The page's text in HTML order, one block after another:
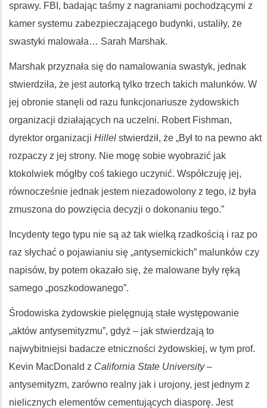
sprawy. FBI, badając taśmy z nagraniami pochodzącymi z
kamer systemu zabezpieczającego budynki, ustaliły, że
swastyki malowała… Sarah Marshak.
Marshak przyznała się do namalowania swastyk, jednak
stwierdziła, że jest autorką tylko trzech takich malunków. W
jej obronie stanęli od razu funkcjonariusze żydowskich
organizacji działających na uczelni. Robert Fishman,
dyrektor organizacji Hillel stwierdził, że „Był to na pewno akt
rozpaczy z jej strony. Nie mogę sobie wyobrazić jak
ktokolwiek mógłby coś takiego uczynić. Współczuję jej,
równocześnie jednak jestem niezadowolony z tego, iż była
zmuszona do powzięcia decyzji o dokonaniu tego.”
Incydenty tego typu nie są aż tak wielką rzadkością i raz po
raz słychać o pojawianiu się „antysemickich” malunków czy
napisów, by potem okazało się, że malowane były ręką
samego „poszkodowanego”.
Środowiska żydowskie pielęgnują stałe występowanie
„aktów antysemityzmu”, gdyż – jak stwierdzają to
najwybitniejsi badacze etniczności żydowskiej, w tym prof.
Kevin MacDonald z California State University–
antysemityzm, zarówno realny jak i urojony, jest jednym z
nielicznych elementów cementujących diasporę. Jest